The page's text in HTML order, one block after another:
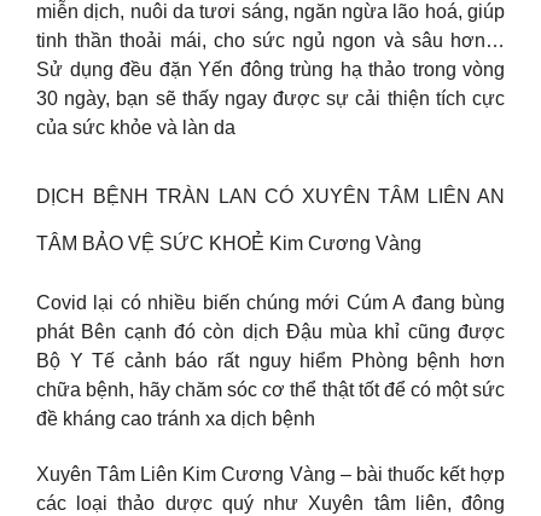
miễn dịch, nuôi da tươi sáng, ngăn ngừa lão hoá, giúp
tinh thần thoải mái, cho sức ngủ ngon và sâu hơn…
Sử dụng đều đặn Yến đông trùng hạ thảo trong vòng
30 ngày, bạn sẽ thấy ngay được sự cải thiện tích cực
của sức khỏe và làn da
DỊCH BỆNH TRÀN LAN CÓ XUYÊN TÂM LIÊN AN
TÂM BẢO VỆ SỨC KHOẺ Kim Cương Vàng
Covid lại có nhiều biến chúng mới Cúm A đang bùng
phát Bên cạnh đó còn dịch Đậu mùa khỉ cũng được
Bộ Y Tế cảnh báo rất nguy hiểm Phòng bệnh hơn
chữa bệnh, hãy chăm sóc cơ thể thật tốt để có một sức
đề kháng cao tránh xa dịch bệnh
Xuyên Tâm Liên Kim Cương Vàng – bài thuốc kết hợp
các loại thảo dược quý như Xuyên tâm liên, đông